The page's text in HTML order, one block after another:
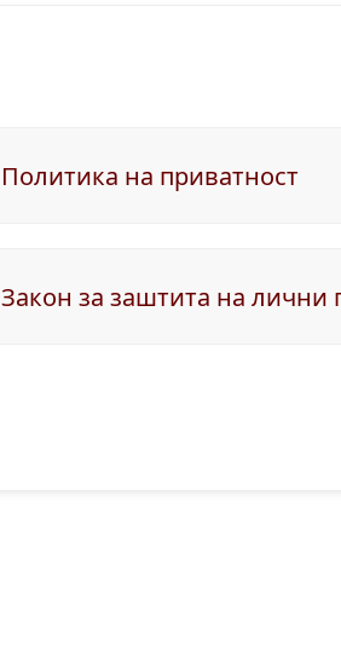
Политика на приватност
Закон за заштита на лични